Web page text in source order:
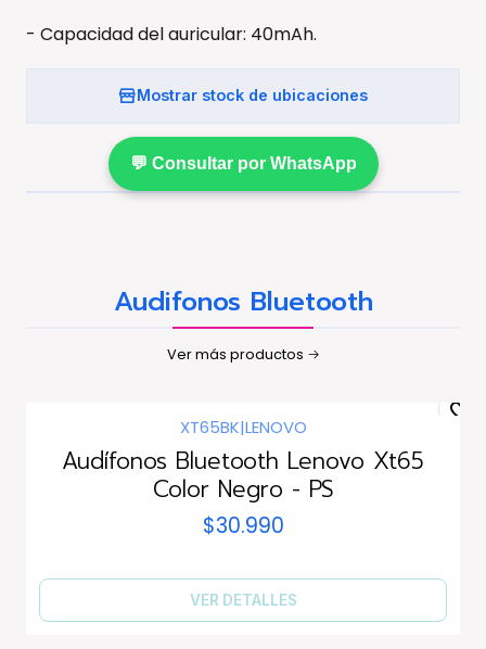
- Capacidad del auricular: 40mAh.
Mostrar stock de ubicaciones
💬 Consultar por WhatsApp
Audifonos Bluetooth
Ver más productos
XT65BK|LENOVO
Audífonos Bluetooth Lenovo Xt65
Color Negro - PS
$30.990
VER DETALLES